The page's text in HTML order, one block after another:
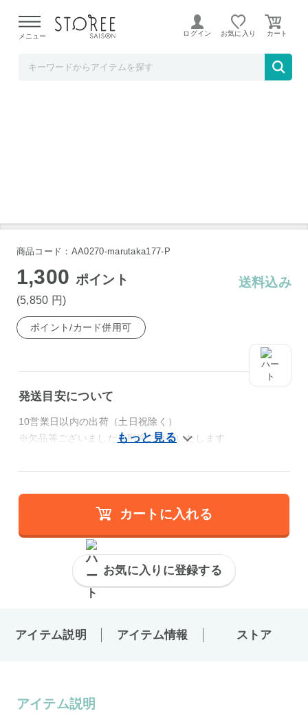
よる配送遅延が発生しております。
メニュー ログイン お気に入り
紀州梅 夢葵 青紫蘇包み梅 25粒 メーカー直送
商品コード：AA0270-marutaka177-P
1,300 ポイント
(5,850 円)
送料込み
ポイント/カード併用可
発送目安について
10営業日以内の出荷（土日祝除く）
※欠品等ございましたら別途ご連絡いたします
カートに入れる
お気に入りに登録する
アイテム説明 アイテム情報 ストア
アイテム説明